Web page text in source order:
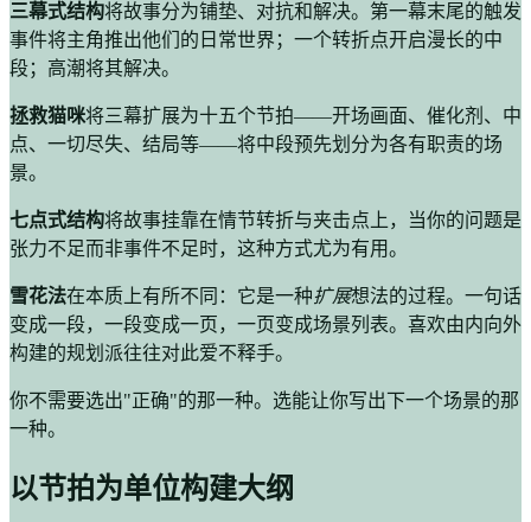
三幕式结构将故事分为铺垫、对抗和解决。第一幕末尾的触发
事件将主角推出他们的日常世界；一个转折点开启漫长的中
段；高潮将其解决。
拯救猫咪将三幕扩展为十五个节拍——开场画面、催化剂、中
点、一切尽失、结局等——将中段预先划分为各有职责的场
景。
七点式结构将故事挂靠在情节转折与夹击点上，当你的问题是
张力不足而非事件不足时，这种方式尤为有用。
雪花法在本质上有所不同：它是一种扩展想法的过程。一句话
变成一段，一段变成一页，一页变成场景列表。喜欢由内向外
构建的规划派往往对此爱不释手。
你不需要选出"正确"的那一种。选能让你写出下一个场景的那
一种。
以节拍为单位构建大纲